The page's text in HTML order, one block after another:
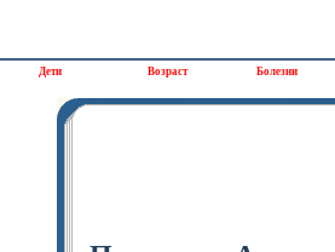
Дети Возраст Болезни